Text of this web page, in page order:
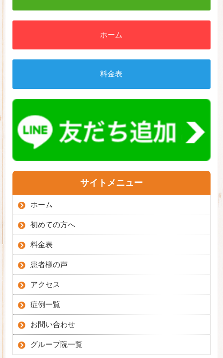
ホーム
料金表
サイトメニュー
ホーム
初めての方へ
料金表
患者様の声
アクセス
症例一覧
お問い合わせ
グループ院一覧